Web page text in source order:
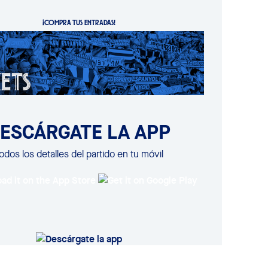
¡COMPRA TUS ENTRADAS!
LA APP
los detalles del partido en tu móvil